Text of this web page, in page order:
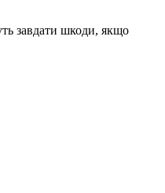
завдати шкоди, якщо